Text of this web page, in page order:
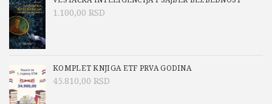
1.100,00 RSD
KOMPLET KNJIGA ETF PRVA GODINA
45.810,00 RSD